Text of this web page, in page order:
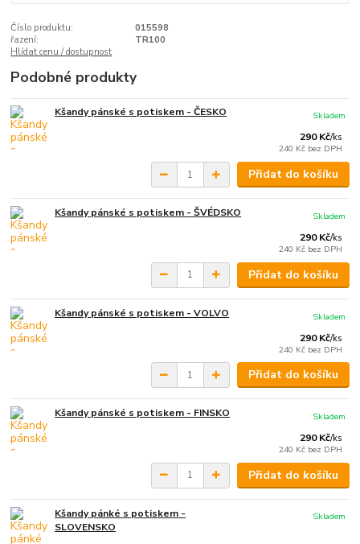
Číslo produktu:
015598
řazení:
TR100
Hlídat cenu / dostupnost
Podobné produkty
Kšandy pánské s potiskem - ČESKO
290 Kč/ks
240 Kč bez DPH
Skladem
Přidat do košíku
Kšandy pánské s potiskem - ŠVÉDSKO
290 Kč/ks
240 Kč bez DPH
Skladem
Přidat do košíku
Kšandy pánské s potiskem - VOLVO
290 Kč/ks
240 Kč bez DPH
Skladem
Přidat do košíku
Kšandy pánské s potiskem - FINSKO
290 Kč/ks
240 Kč bez DPH
Skladem
Přidat do košíku
Kšandy pánké s potiskem -
SLOVENSKO
Skladem